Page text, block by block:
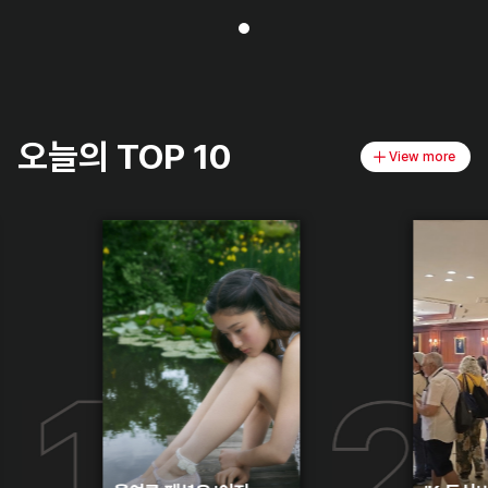
오늘의 TOP 10 View more